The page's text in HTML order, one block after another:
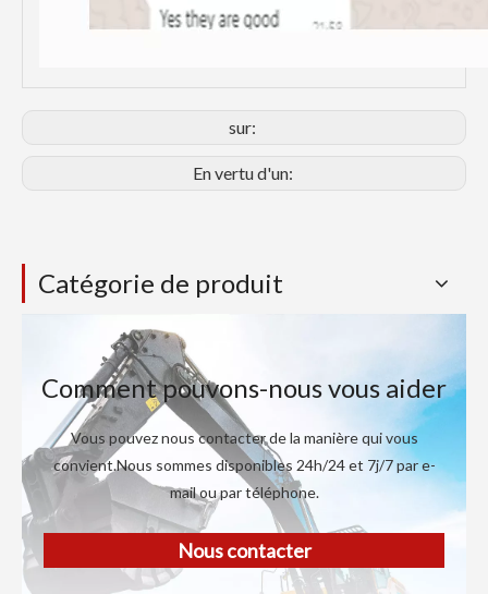
sur:
En vertu d'un:
Catégorie de produit
Comment pouvons-nous vous aider
Vous pouvez nous contacter de la manière qui vous
convient.Nous sommes disponibles 24h/24 et 7j/7 par e-
mail ou par téléphone.
Nous contacter